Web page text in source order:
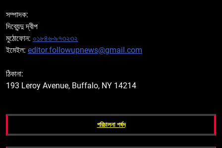
সম্পাদক:
দিব্যেন্দু দ্বীপ
মুঠোফোন: ০১৮৪৬-৯৭৩২৩২
ইমেইল: editor.followupnews@gmail.com
ঠিকানা:
193 Leroy Avenue, Buffalo, NY 14214
পরিচালনা পর্ষদ